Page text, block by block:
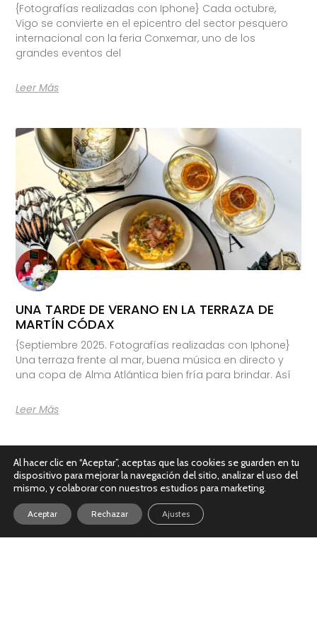
{Fotografías realizadas con Iphone} Cada octubre,
Vigo se convierte en el epicentro del sector pesquero
internacional con la feria Conxemar, uno de los
grandes eventos del
Leer Más
UNA TARDE DE VERANO EN LA TERRAZA DE
MARTÍN CÓDAX
{Septiembre 2025. Fotografías realizadas con Iphone}
Una terraza frente al mar, buena música en directo y
una copa de Alma Atlántica bien fría para brindar. Así
Leer Más
Al hacer clic en “Aceptar”, aceptas que las cookies se guarden en tu
dispositivo para mejorar la navegación del sitio, analizar el uso del
mismo, y colaborar con nuestros estudios para marketing.
Aceptar Rechazar Ajustes